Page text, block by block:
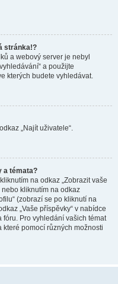
stránka!?
a webový server je nebyl
a použijte
kterých budete vyhledávat.
„Najít uživatele“.
a témata?
na odkaz „Zobrazit vaše
nebo kliknutím na odkaz
(zobrazí se po kliknutí na
„Vaše příspěvky“ v nabídce
fóru. Pro vyhledání vašich témat
které pomocí různých možnosti